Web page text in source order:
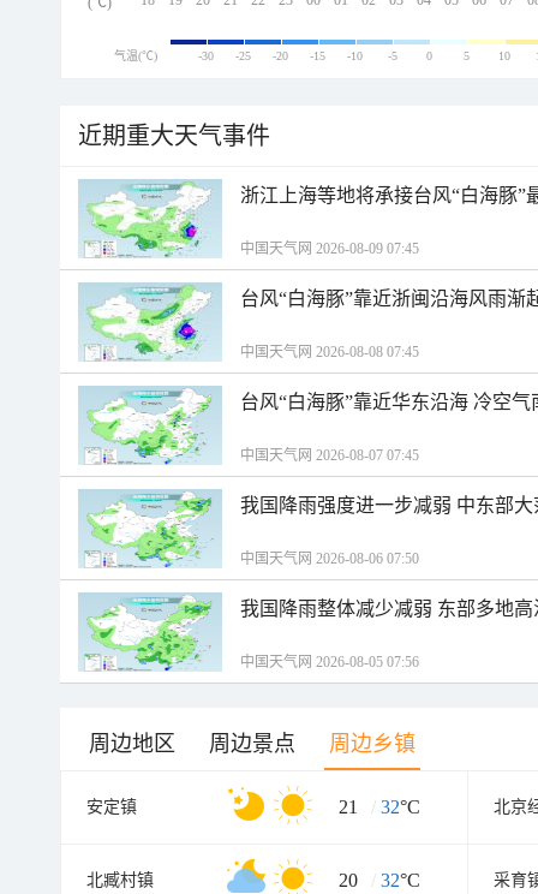
气温(℃) -30 -25 -20 -15 -10 -5 0 5 10
近期重大天气事件
浙江上海等地将承接台风“白海豚”
中国天气网 2026-08-09 07:45
台风“白海豚”靠近浙闽沿海风雨渐
中国天气网 2026-08-08 07:45
台风“白海豚”靠近华东沿海 冷空
中国天气网 2026-08-07 07:45
我国降雨强度进一步减弱 中东部
中国天气网 2026-08-06 07:50
我国降雨整体减少减弱 东部多地
中国天气网 2026-08-05 07:56
周边地区 周边景点 周边乡镇
安定镇 21 / 32°C
北臧村镇 20 / 32°C 采育